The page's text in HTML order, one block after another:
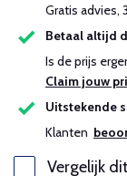
Gratis advies,
Betaal altijd
Is de prijs
Claim jouw
Uitstekende
Klanten
Vergelijk